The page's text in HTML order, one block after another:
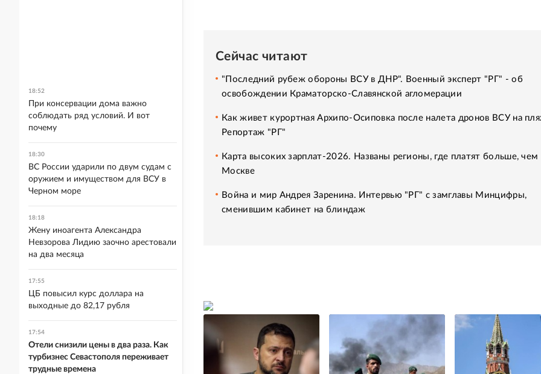
Сейчас читают
"Последний рубеж обороны ВСУ в ДНР". Военный эксперт "РГ" - об
освобождении Краматорско-Славянской агломерации
Как живет курортная Архипо-Осиповка после налета дронов ВСУ на
Репортаж "РГ"
Карта высоких зарплат-2026. Названы регионы, где платят больше, чем
Москве
Война и мир Андрея Заренина. Интервью "РГ" с замглавы Минцифры,
сменившим кабинет на блиндаж
18:52
При консервации дома важно
соблюдать ряд условий. И вот
почему
18:30
ВС России ударили по двум судам с
оружием и имуществом для ВСУ в
Черном море
18:18
Жену иноагента Александра
Невзорова Лидию заочно арестовали
на два месяца
17:55
ЦБ повысил курс доллара на
выходные до 82,17 рубля
17:54
Отели снизили цены в два раза. Как
турбизнес Севастополя переживает
трудные времена